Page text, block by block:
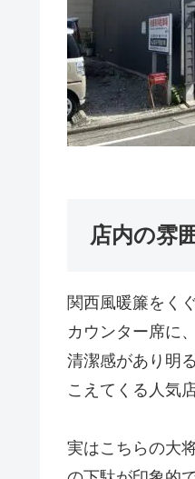
店内の雰
関西風暖簾をく
カウンター席に
清潔感があり明
こえてくる人気店
実はこちらの大